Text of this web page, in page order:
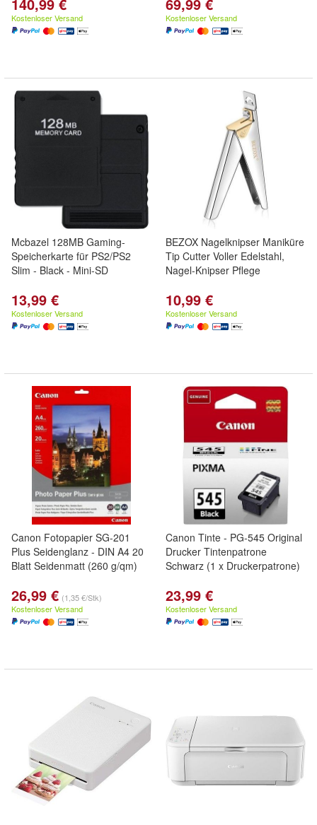
Kostenloser Versand Kostenloser Versand
Mcbazel 128MB Gaming-
Speicherkarte für PS2/PS2
Slim - Black - Mini-SD
13,99 €
Kostenloser Versand
BEZOX Nagelknipser Maniküre
Tip Cutter Voller Edelstahl,
Nagel-Knipser Pflege
10,99 €
Kostenloser Versand
Canon Fotopapier SG-201
Plus Seidenglanz - DIN A4 20
Blatt Seidenmatt (260 g/qm)
26,99 € (1,35 €/Stk)
Kostenloser Versand
Canon Tinte - PG-545 Original
Drucker Tintenpatrone
Schwarz (1 x Druckerpatrone)
23,99 €
Kostenloser Versand